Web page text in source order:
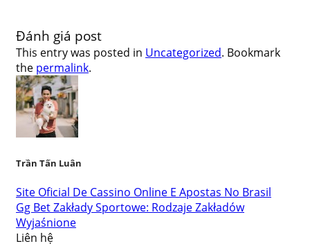
Đánh giá post
This entry was posted in Uncategorized. Bookmark
the permalink.
Trần Tấn Luân
Site Oficial De Cassino Online E Apostas No Brasil
Gg Bet Zakłady Sportowe: Rodzaje Zakładów
Wyjaśnione
Liên hệ